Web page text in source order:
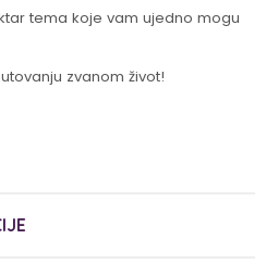
tema koje vam ujedno mogu
zvanom život!